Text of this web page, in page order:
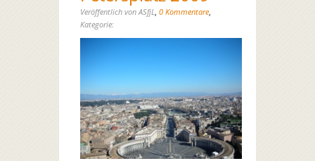
Veröffentlich von ASfjL , 0 Kommentare,
Kategorie: